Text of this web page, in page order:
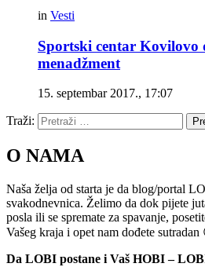
in Vesti
Sportski centar Kovilovo
menadžment
15. septembar 2017., 17:07
Traži:
O NAMA
Naša želja od starta je da blog/portal
svakodnevnica. Želimo da dok pijete
posla ili se spremate za spavanje,
Vašeg kraja i opet nam dođete sutradan
Da LOBI postane i Vaš HOBI –